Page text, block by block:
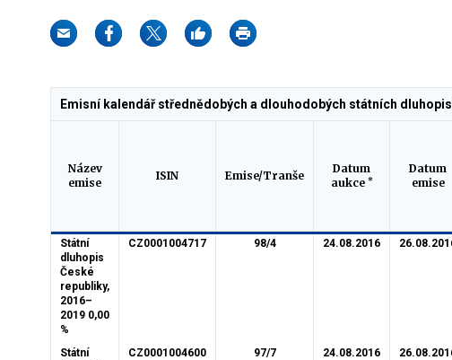
Emisní kalendář střednědobých a dlouhodobých státních
Název
emise
ISIN Emise/Tranše
Datum
aukce *
Datum
emise
Státní
dluhopis
České
republiky,
2016–
2019 0,00
%
CZ0001004717 98/4 24.08.2016
Státní
CZ0001004600 97/7 24.08.2016